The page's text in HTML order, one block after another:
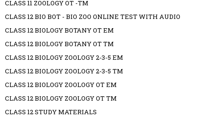
CLASS 11 ZOOLOGY OT -TM
CLASS 12 BIO BOT - BIO ZOO ONLINE TEST WITH AUDIO
CLASS 12 BIOLOGY BOTANY OT EM
CLASS 12 BIOLOGY BOTANY OT TM
CLASS 12 BIOLOGY ZOOLOGY 2-3-5 EM
CLASS 12 BIOLOGY ZOOLOGY 2-3-5 TM
CLASS 12 BIOLOGY ZOOLOGY OT EM
CLASS 12 BIOLOGY ZOOLOGY OT TM
CLASS 12 STUDY MATERIALS